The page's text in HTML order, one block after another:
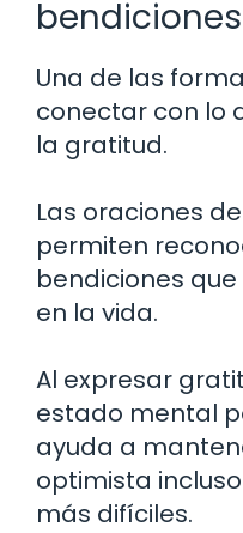
bendiciones
Una de las
conectar con lo
la gratitud.
Las oraciones
permiten
bendiciones
en la vida.
Al expresar
estado mental
ayuda a
optimista
más difíciles.